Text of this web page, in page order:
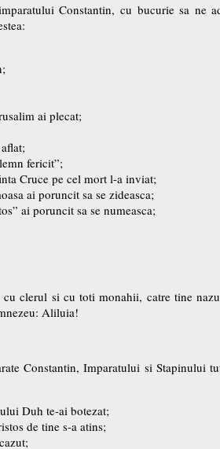
Constantin, cu bucurie sa ne
ai plecat;
fericit”;
Cruce pe cel mort l-a inviat;
ai poruncit sa se zideasca;
ai poruncit sa se numeasca;
cu clerul si cu toti monahii, catre tine
Aliluia!
Constantin, Imparatului si Stapinului
Duh te-ai botezat;
de tine s-a atins;